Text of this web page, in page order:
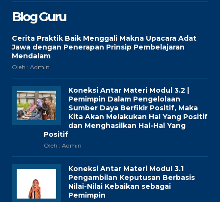
Blog Guru
Cerita Praktik Baik Menggali Makna Upacara Adat
Jawa dengan Penerapan Prinsip Pembelajaran
Mendalam
Oleh : Admin
Koneksi Antar Materi Modul 3.2 |
Pemimpin Dalam Pengelolaan
Sumber Daya Berfikir Positif, Maka
Kita Akan Melakukan Hal Yang Positif
dan Menghasilkan Hal-Hal Yang
Positif
Oleh : Admin
Koneksi Antar Materi Modul 3.1
Pengambilan Keputusan Berbasis
Nilai-Nilai Kebaikan sebagai
Pemimpin